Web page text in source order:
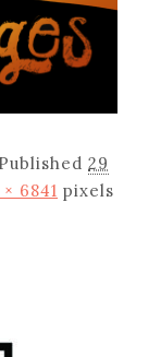
Published 29
6841 pixels